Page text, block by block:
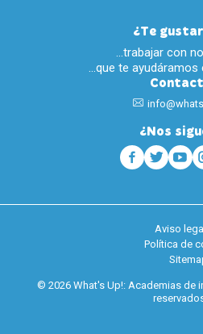
¿Te
…trabajar con
…que te ayudáramos
¿Nos
Aviso legal
Política de
© 2026 What's Up!: Academias de